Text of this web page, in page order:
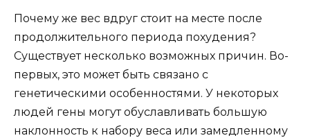
Почему же вес вдруг стоит на месте после
продолжительного периода похудения?
Существует несколько возможных причин. Во-
первых, это может быть связано с
генетическими особенностями. У некоторых
людей гены могут обуславливать большую
наклонность к набору веса или замедленному